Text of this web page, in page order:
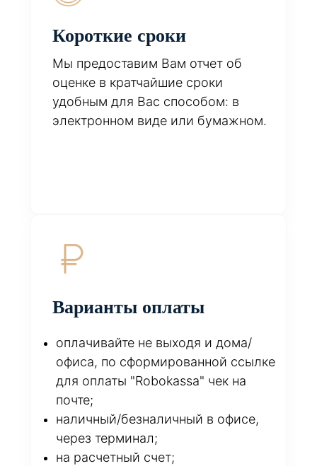
Короткие сроки
Мы предоставим Вам отчет об
оценке в кратчайшие сроки
удобным для Вас способом: в
электронном виде или бумажном.
Варианты оплаты
оплачивайте не выходя и дома/
офиса, по сформированной ссылке
для оплаты "Robokassa" чек на
почте;
наличный/безналичный в офисе,
через терминал;
на расчетный счет;